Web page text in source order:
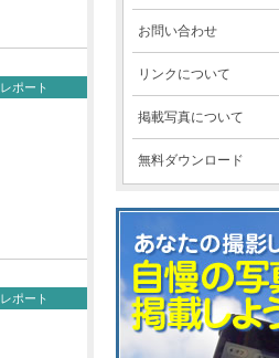
レポート
レポート
お問い合わせ
リンクについて
掲載写真について
無料ダウンロード